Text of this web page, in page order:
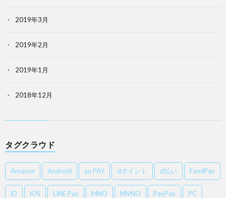
2019年3月
2019年2月
2019年1月
2018年12月
タグクラウド
Amazon Android au PAY dポイント d払い FamiPay
iD iOS LINE Pay MNO MVNO PayPay PC